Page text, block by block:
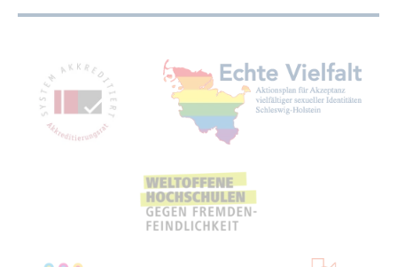
Mit­glied­schaf­ten,